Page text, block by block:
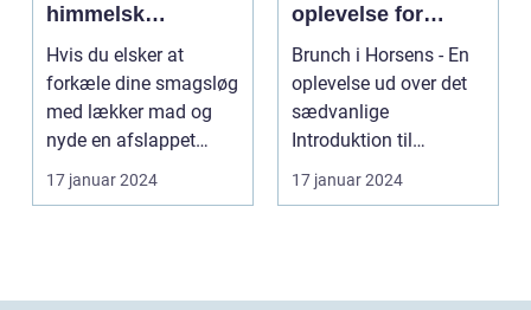
himmelsk
oplevelse i hjertet
af Danmark
Hvis du elsker at
forkæle dine smagsløg
med lækker mad og
nyde en afslappet
atmosfære, så er
brunch ...
17 januar 2024
oplevelse for
eventyrrejsende
og backpackere
Brunch i Horsens - En
oplevelse ud over det
sædvanlige
Introduktion til
brunchkulturen i
17 januar 2024